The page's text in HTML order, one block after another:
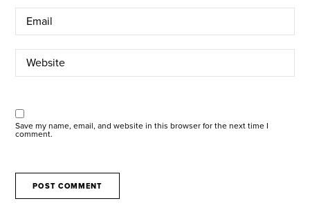
Save my name, email, and website in this browser for the next time I
comment.